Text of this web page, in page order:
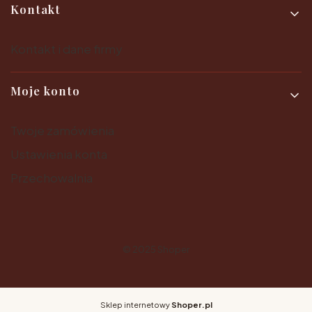
Kontakt
Moje konto
Sklep internetowy Shoper.pl